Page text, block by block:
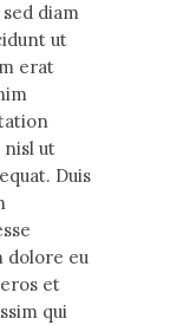
diam
ut
erat
nisl ut
Duis
dolore eu
et
qui